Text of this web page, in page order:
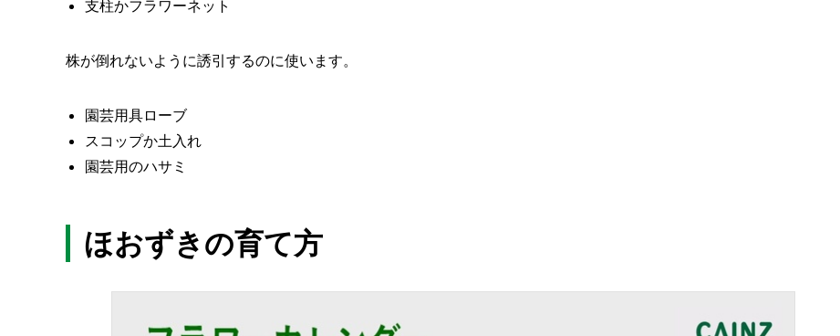
支柱かフラワーネット
株が倒れないように誘引するのに使います。
園芸用具ローブ
スコップか土入れ
園芸用のハサミ
ほおずきの育て方